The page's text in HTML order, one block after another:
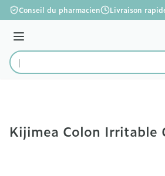
Aller au contenu
Conseil du pharmacien Livraison
Menu
Rechercher
Kijimea Colon Irritable